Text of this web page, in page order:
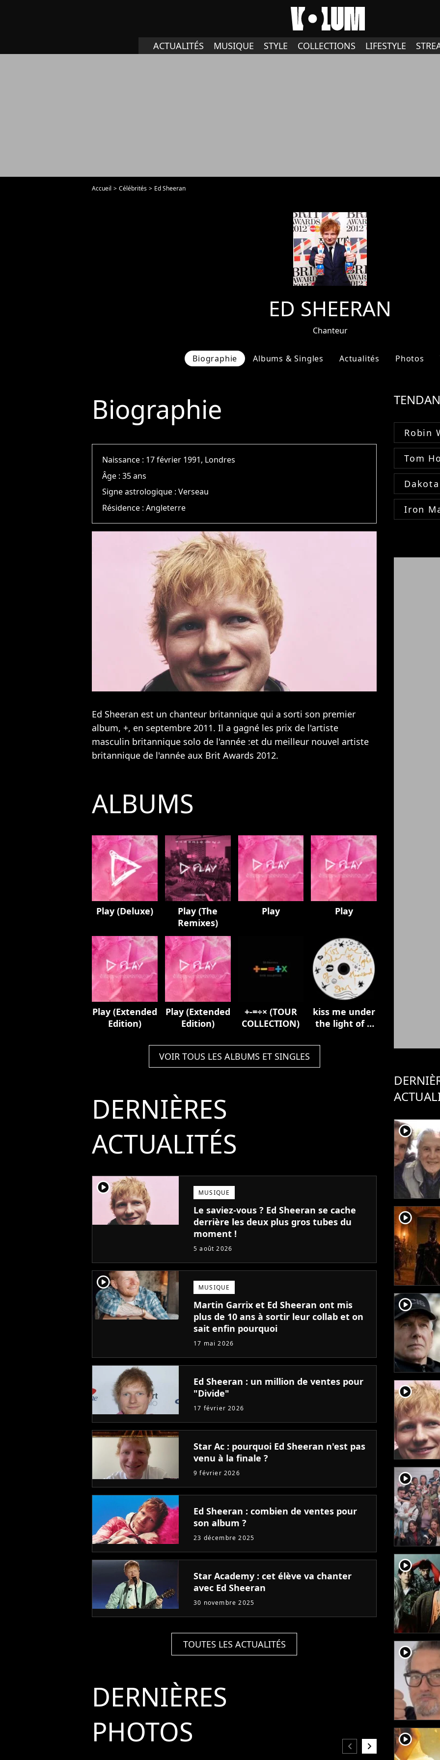
ACTUALITÉS MUSIQUE STYLE COLLECTIONS LIFESTYLE
Accueil Célébrités Ed Sheeran
ED SHEERAN
Chanteur
Biographie Albums & Singles Actualités Photos
Biographie
Naissance : 17 février 1991, Londres
Âge :35 ans
Signe astrologique :Verseau
Résidence :Angleterre
Ed Sheeran est un chanteur britannique qui a sorti son premier
album, +, en septembre 2011. Il a gagné les prix de l'artiste
masculin britannique solo de l'année :et du meilleur nouvel artiste
britannique de l'année aux Brit Awards 2012.
ALBUMS
Play (Deluxe)
Play (The
Remixes)
Play Play
Play (Extended
Edition)
Play (Extended
Edition)
+-=÷× (TOUR
COLLECTION)
kiss me under
the light of a
VOIR TOUS LES ALBUMS ET SINGLES
DERNIÈRES
ACTUALITÉS
player2 MUSIQUE
Le saviez-vous ? Ed Sheeran se cache
derrière les deux plus gros tubes du
moment !
5 août 2026
player2 MUSIQUE
Martin Garrix et Ed Sheeran ont mis
plus de 10 ans à sortir leur collab et on
sait enfin pourquoi
17 mai 2026
Ed Sheeran : un million de ventes pour
"Divide"
17 février 2026
Star Ac : pourquoi Ed Sheeran n'est pas
venu à la finale ?
9 février 2026
Ed Sheeran : combien de ventes pour
son album ?
23 décembre 2025
Star Academy : cet élève va chanter
avec Ed Sheeran
30 novembre 2025
TOUTES LES ACTUALITÉS
DERNIÈRES
PHOTOS
chevron_left chevron_right
Robin
Tom
Iron
player2
player2
player2
player2
player2
player2
player2
player2